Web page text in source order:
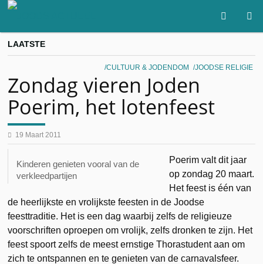
LAATSTE
CULTUUR & JODENDOM JOODSE RELIGIE
Zondag vieren Joden
Poerim, het lotenfeest
19 Maart 2011
Kinderen genieten vooral van de
verkleedpartijen
Poerim valt dit jaar
op zondag 20 maart.
Het feest is één van
de heerlijkste en vrolijkste feesten in de Joodse
feesttraditie. Het is een dag waarbij zelfs de religieuze
voorschriften oproepen om vrolijk, zelfs dronken te zijn. Het
feest spoort zelfs de meest ernstige Thorastudent aan om
zich te ontspannen en te genieten van de carnavalsfeer.